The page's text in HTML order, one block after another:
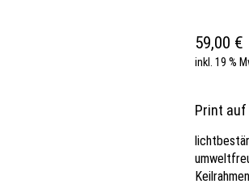
59,00 €
inkl. 19 %
Print auf